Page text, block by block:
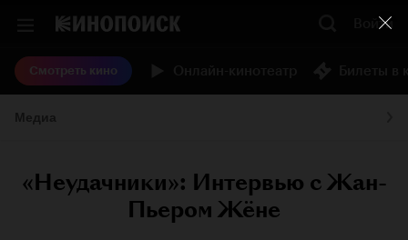
Войти
Смотреть кино
«Неудачники»: Интервью с Жан-
Пьером Жёне